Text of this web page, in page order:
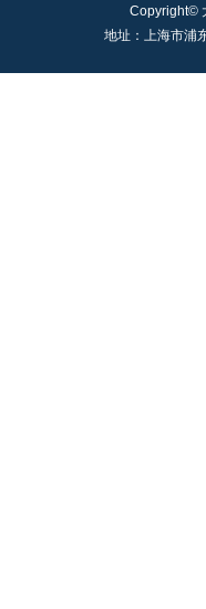
Copyright©
地址：上海市浦